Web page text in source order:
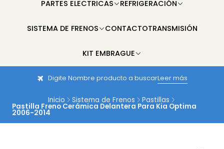
PARTES ELECTRICAS REFRIGERACIÓN
SISTEMA DE FRENOS CONTACTOTRANSMISIÓN
KIT EMBRAGUE
Digite Nombre producto a buscarLeer más
Inicio Sistema de Frenos Pastillas
Pastilla Freno Cerámica Delantera Para Kia Optima
2006-2014